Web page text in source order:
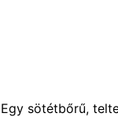
Egy sötétbőrű,